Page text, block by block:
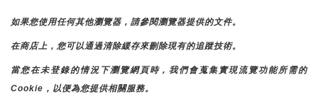
如果您使用任何其他瀏覽器，請參閱瀏覽器提供的文件。
在商店上，您可以通過清除緩存來刪除現有的追蹤技術。
當您在未登錄的情況下瀏覽網頁時，我們會蒐集實現流覽功能所需的
Cookie，以便為您提供相關服務。